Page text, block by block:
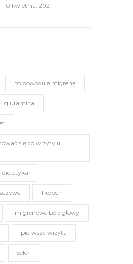
10 kwietnia, 2021
co powoduje migrenę
glutamina
się do wizyty u
dietetyka
likopen
migrenowe bóle głowy
pierwsza wizyta
selen